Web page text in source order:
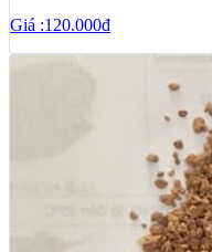
Giá :120.000đ